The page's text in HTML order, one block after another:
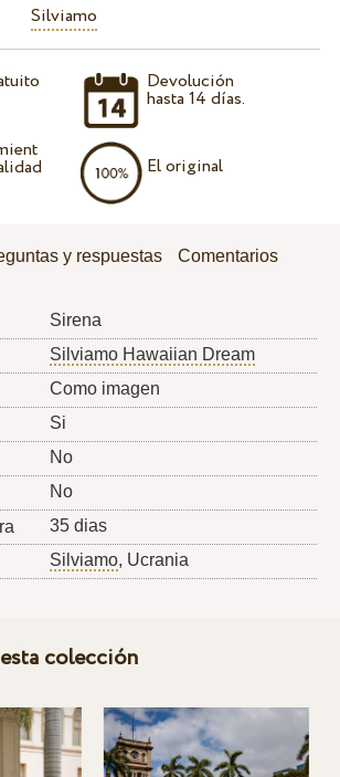
Silviamo
Devolución
hasta 14 días.
El original
y respuestas Comentarios
Sirena
Silviamo Hawaiian Dream
Como imagen
Si
No
No
35 dias
Silviamo, Ucrania
colección